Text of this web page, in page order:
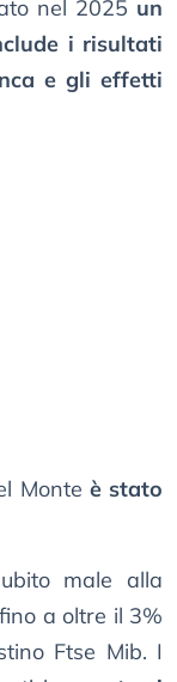
nel 2025 un
i risultati
e gli effetti
Monte è stato
male alla
a oltre il 3%
Ftse Mib. I